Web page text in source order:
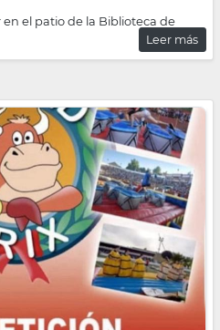
el patio de la Biblioteca de
Leer más